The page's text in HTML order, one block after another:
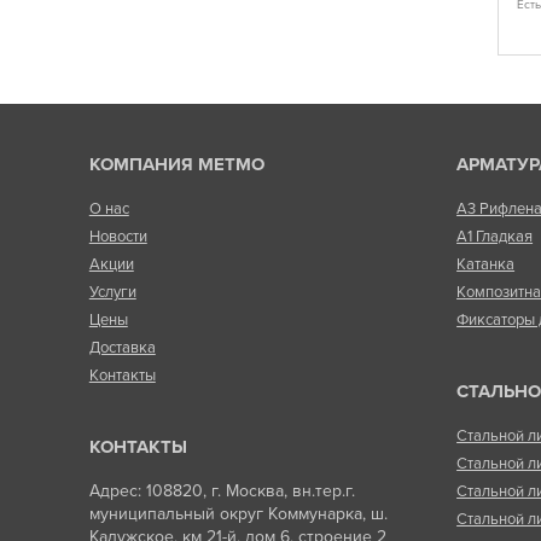
КОМПАНИЯ МЕТМО
О нас
Новости
Акции
Услуги
Цены
Доставка
Контакты
КОНТАКТЫ
Адрес: 108820, г. Москва, вн.тер.г.
муниципальный округ Коммунарка, ш.
Калужское, км 21-й, дом 6, строение 2
А3
А1 Гладкая
Катанка
Фиксаторы
Стальной
Стальной
Стальной
Стальной